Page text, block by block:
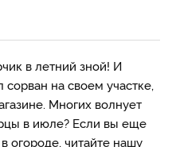
в летний зной! И
на своем участке,
Многих волнует
в июле? Если вы еще
огороде, читайте нашу